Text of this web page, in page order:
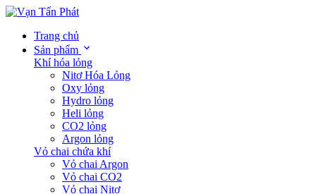
Trang chủ
Sản phẩm
Khí hóa lỏng
Nitơ Hóa Lỏng
Oxy lỏng
Hydro lỏng
Heli lỏng
CO2 lỏng
Argon lỏng
Vỏ chai chứa khí
Vỏ chai Argon
Vỏ chai CO2
Vỏ chai Nitơ